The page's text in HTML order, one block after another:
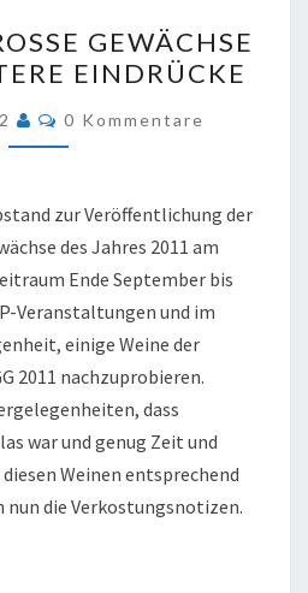
GROSSE G
EWÄCHSE 2
011 –
W
INDRÜCKE
GEWÄCHSE 2
EINDRÜCKE
Kommentare
0 Kommentare
zur Veröffentlichung der
des Jahres 2011 am
Ende September bis
Veranstaltungen und im
einige Weine der
2011 nachzuprobieren.
dass
war und genug Zeit und
Weinen entsprechend
nun die Verkostungsnotizen.